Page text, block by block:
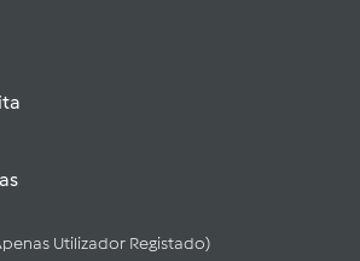
Utilizador Registado)